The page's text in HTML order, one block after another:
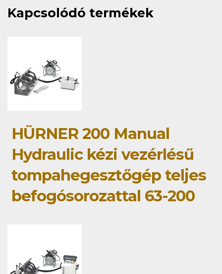
Kapcsolódó termékek
HÜRNER 200 Manual
Hydraulic kézi vezérlésű
tompahegesztőgép teljes
befogósorozattal 63-200